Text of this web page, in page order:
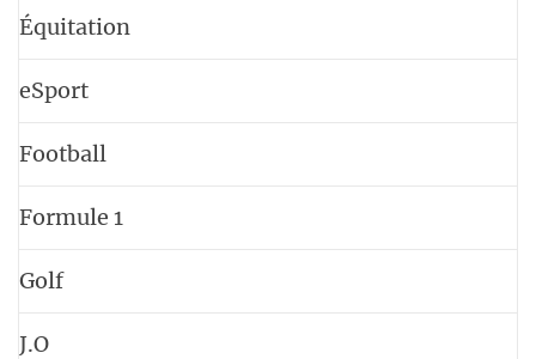
Équitation
eSport
Football
Formule 1
Golf
J.O